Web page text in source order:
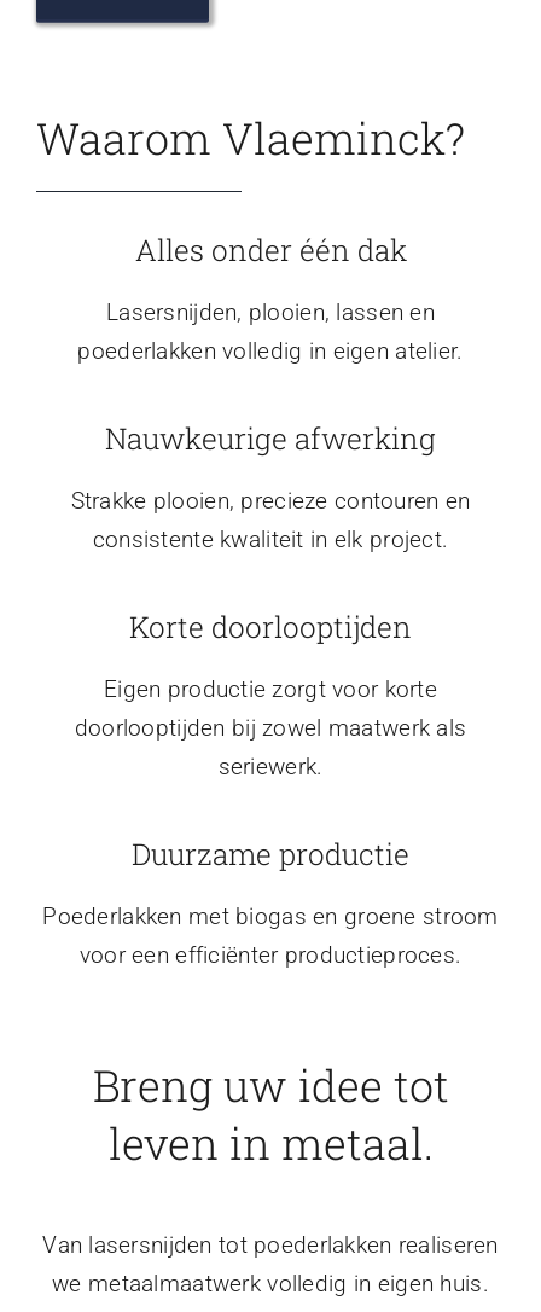
Waarom Vlaeminck?
Alles onder één dak
Lasersnijden, plooien, lassen en
poederlakken volledig in eigen atelier.
Nauwkeurige afwerking
Strakke plooien, precieze contouren en
consistente kwaliteit in elk project.
Korte doorlooptijden
Eigen productie zorgt voor korte
doorlooptijden bij zowel maatwerk als
seriewerk.
Duurzame productie
Poederlakken met biogas en groene stroom
voor een efficiënter productieproces.
Breng uw idee tot
leven in metaal.
Van lasersnijden tot poederlakken realiseren
we metaalmaatwerk volledig in eigen huis.